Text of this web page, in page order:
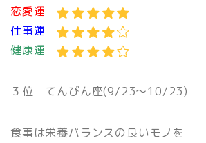
恋愛運
仕事運
健康運
３位 てんびん座(9/23〜10/23)
食事は栄養バランスの良いモノを